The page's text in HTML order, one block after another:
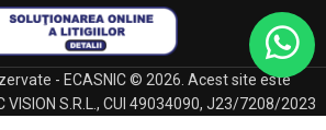
- ECASNIC © 2026. Acest site este
S.R.L., CUI 49034090, J23/7208/2023